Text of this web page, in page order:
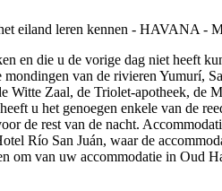
en die u de vorige dag niet heeft
mondingen van de rivieren Yumurí,
Witte Zaal, de Triolet-apotheek,
u het genoegen enkele van de
de rest van de nacht.
Río San Juán, waar de
om van uw accommodatie in Oud